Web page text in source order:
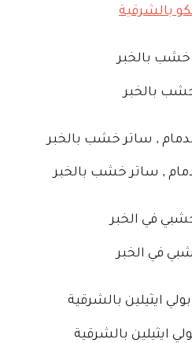
بالشرقية
بالخبر
, ساتر خشب بالخبر
في الخبر
ايثيلين بالشرقية